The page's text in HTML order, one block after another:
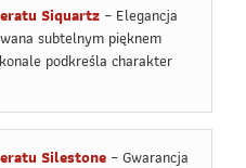
Siquartz – Elegancja
subtelnym pięknem
podkreśla charakter
Silestone – Gwarancja